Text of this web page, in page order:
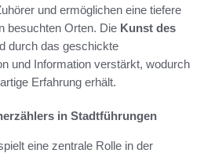
und ermöglichen eine tiefere
besuchten Orten. Die Kunst des
durch das geschickte
und Information verstärkt, wodurch
Erfahrung erhält.
in Stadtführungen
eine zentrale Rolle in der